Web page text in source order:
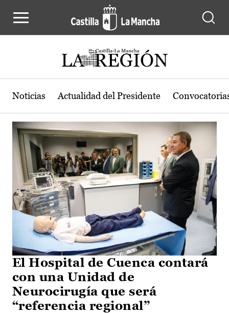
Actualidad de la región de Castilla-
Noticias Actualidad del Presidente
El Hospital de Cuenca contará
con una Unidad de
Neurocirugía que será
“referencia regional”